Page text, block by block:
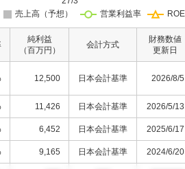
純利益
（百万円）
会計方式
財務数値
更新日
12,500 日本会計基準 2026/8/5
11,426 日本会計基準 2026/5/13
6,452 日本会計基準 2025/6/17
9,165 日本会計基準 2024/6/20